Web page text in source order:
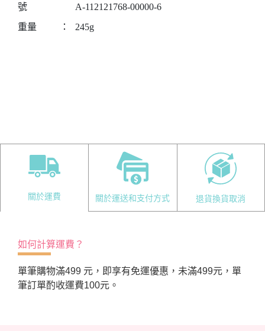
號
A-112121768-00000-6
重量
： 245g
關於運費 關於運送和支付方式 退貨換貨取消
如何計算運費？
單筆購物滿499 元，即享有免運優惠，未滿499元，單
筆訂單酌收運費100元。